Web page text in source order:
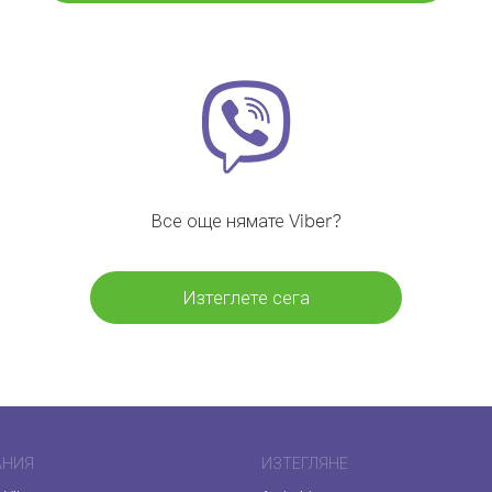
Все още нямате Viber?
Изтеглете сега
ИЗТЕГЛЯНЕ